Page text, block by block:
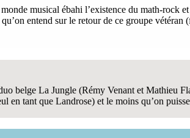
musical ébahi l’existence du math-
entend sur le retour de ce groupe
belge La Jungle (Rémy Venant et Mathieu
en tant que Landrose) et le moins qu’on